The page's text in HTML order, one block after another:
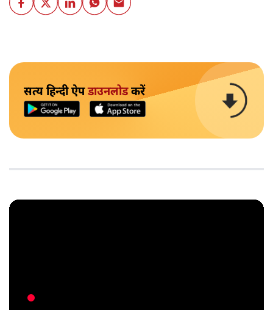
सत्य हिन्दी ऐपडाउनलोडकरें